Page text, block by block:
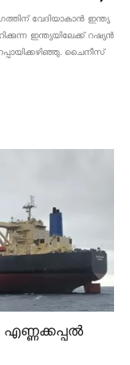
വേദിയാകാൻ ഇന്ത്യ
ഇന്ത്യയിലേക്ക് റഷ്യൻ
ചൈനീസ്